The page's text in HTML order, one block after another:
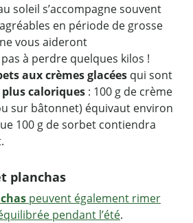
soleil s’accompagne souvent
en période de grosse
vous aideront
à perdre quelques kilos !
aux crèmes glacées qui sont
plus caloriques : 100 g de crème
sur bâtonnet) équivaut environ
100 g de sorbet contiendra
planchas
peuvent également rimer
pendant l’été.